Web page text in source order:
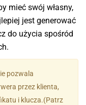
mieć swój własny,
jest generować
do użycia spośród
pozwala
przez klienta,
i klucza.(Patrz